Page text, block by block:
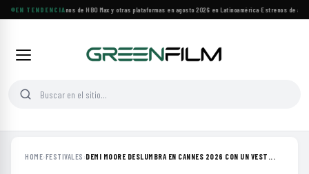
EN TENDENCIA
Principales estrenos de HBO Max y otras plataformas en agosto 2026 en Latinoamérica·Estrenos de
HOME›FESTIVALES ›DEMI MOORE DESLUMBRA EN CANNES 2026 CON UN VEST...